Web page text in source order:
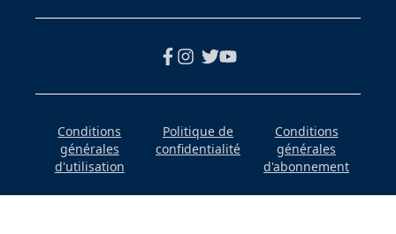
Conditions
générales
d'utilisation
Politique de
confidentialité
Conditions
générales
d'abonnement